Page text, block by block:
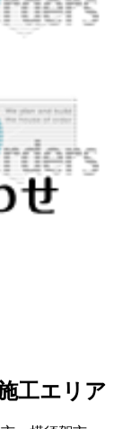
工エリア